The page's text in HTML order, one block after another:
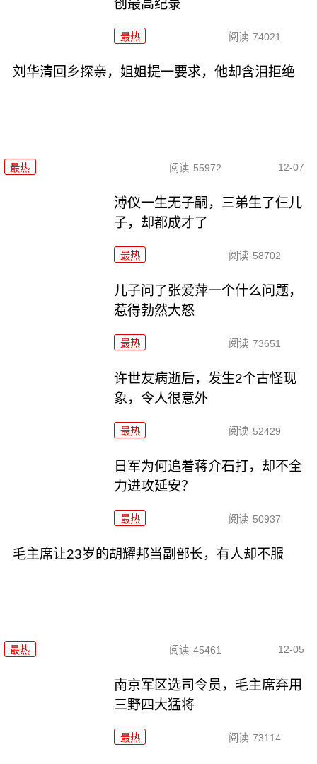
创最高纪录
最热 阅读 74021
刘华清回乡探亲，姐姐提一要求，他却含泪拒绝
最热 阅读 55972 12-07
溥仪一生无子嗣，三弟生了仨儿
子，却都成才了
最热 阅读 58702
儿子问了张爱萍一个什么问题，
惹得勃然大怒
最热 阅读 73651
许世友病逝后，发生2个古怪现
象，令人很意外
最热 阅读 52429
日军为何追着蒋介石打，却不全
力进攻延安？
最热 阅读 50937
毛主席让23岁的胡耀邦当副部长，有人却不服
最热 阅读 45461 12-05
南京军区选司令员，毛主席弃用
三野四大猛将
最热 阅读 73114